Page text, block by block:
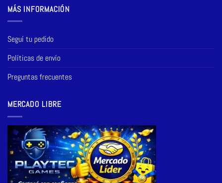
MÁS INFORMACIÓN
Seguí tu pedido
Políticas de envío
Preguntas frecuentes
MERCADO LIBRE